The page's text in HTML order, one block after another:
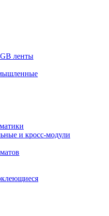
ленты
и кросс-модули